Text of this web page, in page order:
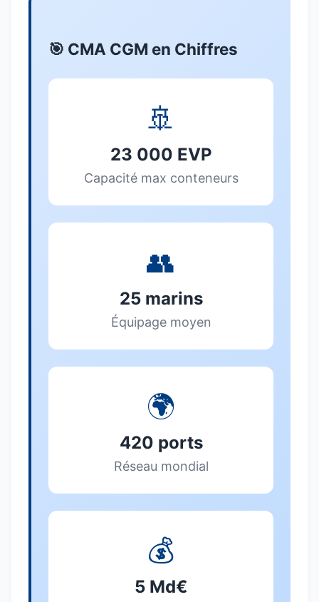
🎯 CMA CGM en Chiffres
🚢
23 000 EVP
Capacité max conteneurs
👥
25 marins
Équipage moyen
🌍
420 ports
Réseau mondial
💰
5 Md€